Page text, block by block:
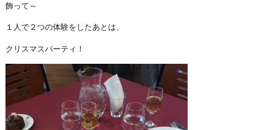
飾って～
１人で２つの体験をしたあとは、
クリスマスパーティ！